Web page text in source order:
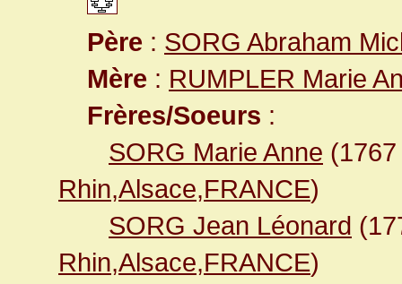
Père : SORG Abraham
Mère : RUMPLER Marie
Frères/Soeurs :
SORG Marie Anne
Rhin,Alsace,FRANCE)
SORG Jean Léonard
Rhin,Alsace,FRANCE)